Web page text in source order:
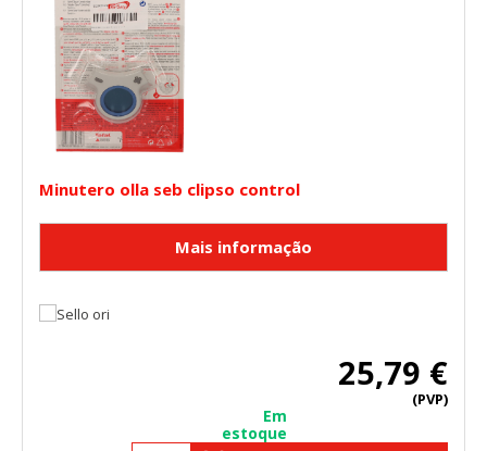
Minutero olla seb clipso control
25,79 €
(PVP)
Em
estoque
Estas cookies pueden ser establecidas a través de nuestro
sitio por nuestros socios publicitarios. Pueden ser
utilizadas por esas empresas para crear un perfil de sus
intereses y mostrarle anuncios relevantes en otros sitios.
No almacenan directamente información personal, sino
que se basan en la identificación única de su navegador y
dispositivo de Internet.
Cookies Utilizadas:
GUARDAR CONFIGURACIÓN
"Configuración de cookies" al pie de la página. También puedes